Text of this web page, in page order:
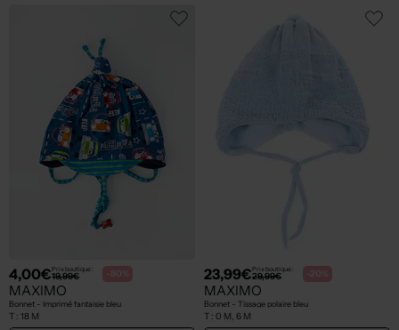
4,00€Prix boutique :
19,99€ -80%
MAXIMO
Bonnet - Imprimé fantaisie bleu
T : 18 M
23,99€Prix boutique :
29,99€ -20%
MAXIMO
Bonnet - Tissage polaire bleu
T : 0 M, 6 M